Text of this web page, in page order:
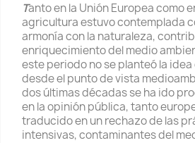
Tanto en la Unión Europea como
agricultura estuvo contemplada
armonía con la naturaleza,
enriquecimiento del medio
este periodo no se planteó la
desde el punto de vista
dos últimas décadas se ha ido
en la opinión pública, tanto
traducido en un rechazo de las
intensivas, contaminantes del